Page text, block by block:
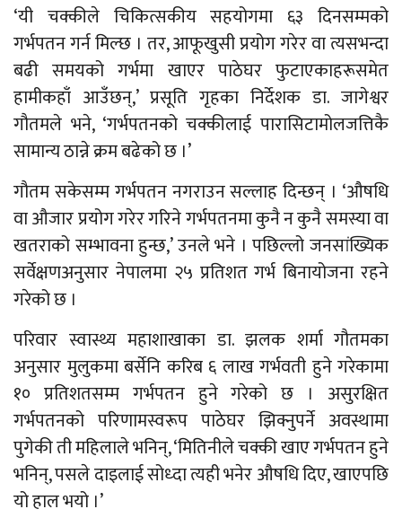
‘यी चक्कीले चिकित्सकीय सहयोगमा ६३ दिनसम्मको
गर्भपतन गर्न मिल्छ । तर, आफूखुसी प्रयोग गरेर वा त्यसभन्दा
बढी समयको गर्भमा खाएर पाठेघर फुटाएकाहरूसमेत
हामीकहाँ आउँछन्,’ प्रसूति गृहका निर्देशक डा. जागेश्वर
गौतमले भने, ‘गर्भपतनको चक्कीलाई पारासिटामोलजत्तिकै
सामान्य ठान्ने क्रम बढेको छ ।’
गौतम सकेसम्म गर्भपतन नगराउन सल्लाह दिन्छन् । ‘औषधि
वा औजार प्रयोग गरेर गरिने गर्भपतनमा कुनै न कुनै समस्या वा
खतराको सम्भावना हुन्छ,’ उनले भने । पछिल्लो जनसांख्यिक
सर्वेक्षणअनुसार नेपालमा २५ प्रतिशत गर्भ बिनायोजना रहने
गरेको छ ।
परिवार स्वास्थ्य महाशाखाका डा. झलक शर्मा गौतमका
अनुसार मुलुकमा बर्सेनि करिब ६ लाख गर्भवती हुने गरेकामा
१० प्रतिशतसम्म गर्भपतन हुने गरेको छ । असुरक्षित
गर्भपतनको परिणामस्वरूप पाठेघर झिक्नुपर्ने अवस्थामा
पुगेकी ती महिलाले भनिन्, ‘मितिनीले चक्की खाए गर्भपतन हुने
भनिन्, पसले दाइलाई सोध्दा त्यही भनेर औषधि दिए, खाएपछि
यो हाल भयो ।’